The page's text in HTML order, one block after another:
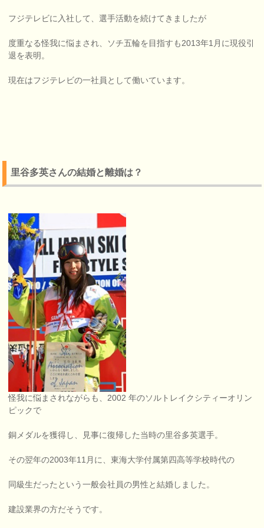
フジテレビに入社して、選手活動を続けてきましたが
度重なる怪我に悩まされ、ソチ五輪を目指すも2013年1月に現役引
退を表明。
現在はフジテレビの一社員として働いています。
里谷多英さんの結婚と離婚は？
怪我に悩まされながらも、2002 年のソルトレイクシティーオリン
ピックで
銅メダルを獲得し、見事に復帰した当時の里谷多英選手。
その翌年の2003年11月に、東海大学付属第四高等学校時代の
同級生だったという一般会社員の男性と結婚しました。
建設業界の方だそうです。